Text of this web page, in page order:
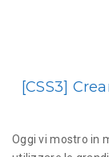
[CSS3]
Oggi vi mostro in